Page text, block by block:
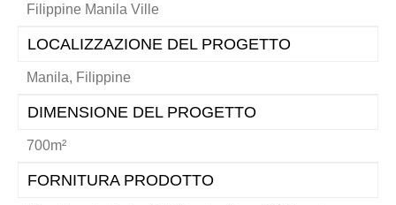
Filippine Manila Ville
LOCALIZZAZIONE DEL PROGETTO
Manila, Filippine
DIMENSIONE DEL PROGETTO
700m²
FORNITURA PRODOTTO